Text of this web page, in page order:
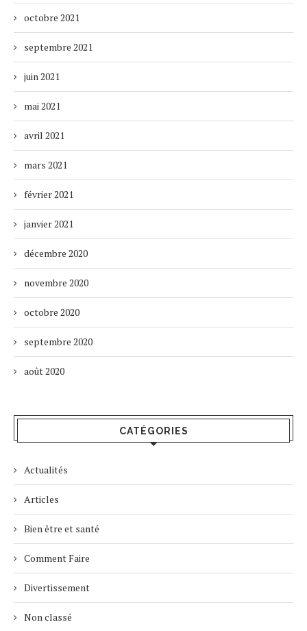
octobre 2021
septembre 2021
juin 2021
mai 2021
avril 2021
mars 2021
février 2021
janvier 2021
décembre 2020
novembre 2020
octobre 2020
septembre 2020
août 2020
CATÉGORIES
Actualités
Articles
Bien être et santé
Comment Faire
Divertissement
Non classé